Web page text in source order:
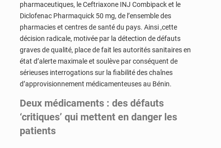
pharmaceutiques, le Ceftriaxone INJ Combipack et le
Diclofenac Pharmaquick 50 mg, de l’ensemble des
pharmacies et centres de santé du pays. Ainsi ,cette
décision radicale, motivée par la détection de défauts
graves de qualité, place de fait les autorités sanitaires en
état d’alerte maximale et soulève par conséquent de
sérieuses interrogations sur la fiabilité des chaînes
d’approvisionnement médicamenteuses au Bénin.
Deux médicaments : des défauts
‘critiques’ qui mettent en danger les
patients